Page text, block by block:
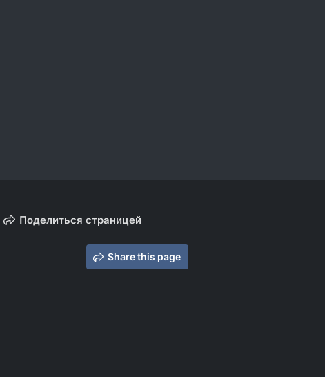
Поделиться страницей
Share this page